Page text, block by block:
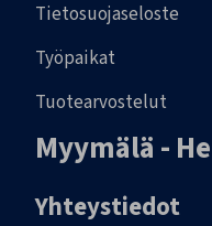
Tietosuojaseloste
Työpaikat
Tuotearvostelut
Myymälä -
Yhteystiedot